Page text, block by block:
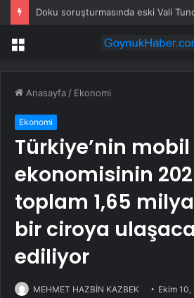
Menü
Anasayfa / Ekonomi
Ekonomi
Türkiye’nin
ekonomisinin
toplam 1,65
bir ciroya
ediliyor
MEHMET HAZBİN KAZBEK Ekim